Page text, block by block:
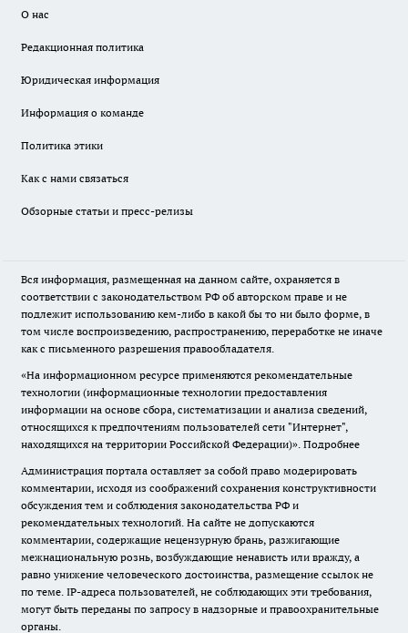
О нас
Редакционная политика
Юридическая информация
Информация о команде
Политика этики
Как с нами связаться
Обзорные статьи и пресс-релизы
Вся информация, размещенная на данном сайте, охраняется в
соответствии с законодательством РФ об авторском праве и не
подлежит использованию кем-либо в какой бы то ни было форме, в
том числе воспроизведению, распространению, переработке не иначе
как с письменного разрешения правообладателя.
«На информационном ресурсе применяются рекомендательные
технологии (информационные технологии предоставления
информации на основе сбора, систематизации и анализа сведений,
относящихся к предпочтениям пользователей сети "Интернет",
находящихся на территории Российской Федерации)». Подробнее
Администрация портала оставляет за собой право модерировать
комментарии, исходя из соображений сохранения конструктивности
обсуждения тем и соблюдения законодательства РФ и
рекомендательных технологий. На сайте не допускаются
комментарии, содержащие нецензурную брань, разжигающие
межнациональную рознь, возбуждающие ненависть или вражду, а
равно унижение человеческого достоинства, размещение ссылок не
по теме. IP-адреса пользователей, не соблюдающих эти требования,
могут быть переданы по запросу в надзорные и правоохранительные
органы.